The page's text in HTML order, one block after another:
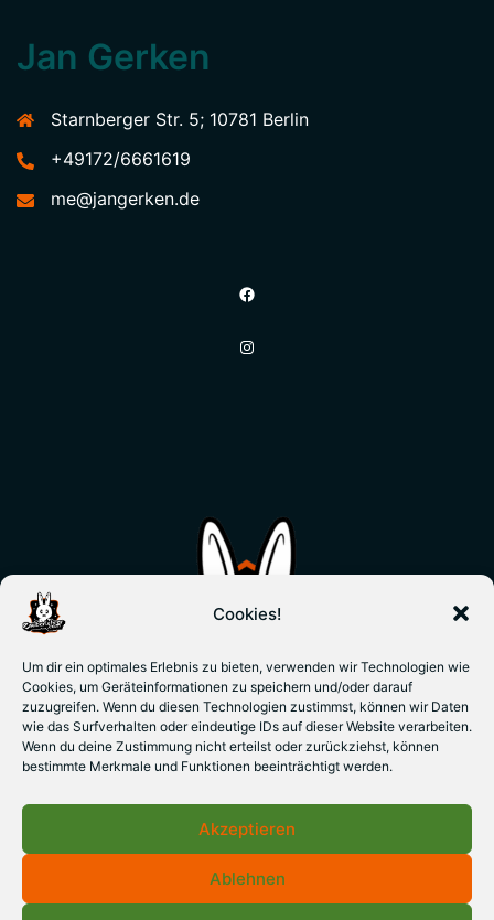
Cookies!
Um dir ein optimales Erlebnis zu bieten, verwenden wir Technologien wie
Cookies, um Geräteinformationen zu speichern und/oder darauf
zuzugreifen. Wenn du diesen Technologien zustimmst, können wir Daten
wie das Surfverhalten oder eindeutige IDs auf dieser Website verarbeiten.
Wenn du deine Zustimmung nicht erteilst oder zurückziehst, können
bestimmte Merkmale und Funktionen beeinträchtigt werden.
Akzeptieren
Ablehnen
Jan Gerken
Starnberger Str. 5; 10781 Berlin
+49172/6661619
me@jangerken.de
Facebook
Instagram